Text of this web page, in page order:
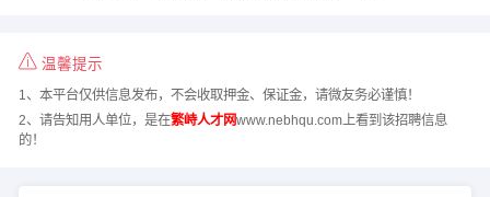
温馨提示
1、本平台仅供信息发布，不会收取押金、保证金，请微友务必谨慎！
2、请告知用人单位，是在繁峙人才网www.nebhqu.com上看到该招聘信息
的！